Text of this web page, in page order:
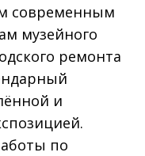
современным
музейного
ремонта
и
по